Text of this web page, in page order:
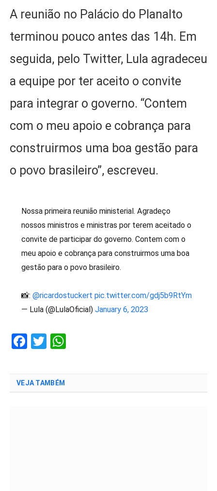
A reunião no Palácio do Planalto
terminou pouco antes das 14h. Em
seguida, pelo Twitter, Lula agradeceu
a equipe por ter aceito o convite
para integrar o governo. “Contem
com o meu apoio e cobrança para
construirmos uma boa gestão para
o povo brasileiro”, escreveu.
Nossa primeira reunião ministerial. Agradeço
nossos ministros e ministras por terem aceitado o
convite de participar do governo. Contem com o
meu apoio e cobrança para construirmos uma boa
gestão para o povo brasileiro.
📸:@ricardostuckert pic.twitter.com/gdj5b9RtYm
— Lula (@LulaOficial)January 6, 2023
Facebook
Twitter
VEJA TAMBÉM